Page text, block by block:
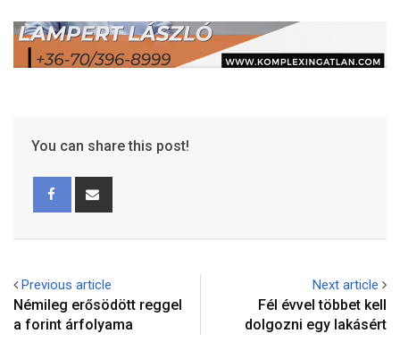
You can share this post!
Previous article
Némileg erősödött reggel
a forint árfolyama
Next article
Fél évvel többet kell
dolgozni egy lakásért